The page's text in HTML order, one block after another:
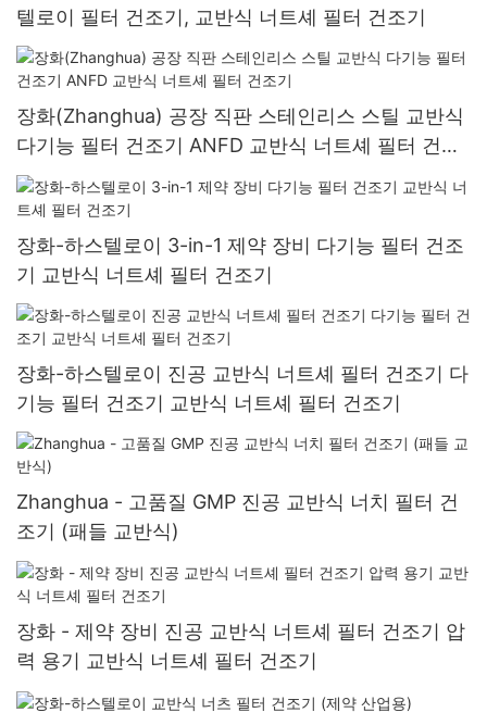
텔로이 필터 건조기, 교반식 너트셰 필터 건조기
장화(Zhanghua) 공장 직판 스테인리스 스틸 교반식
다기능 필터 건조기 ANFD 교반식 너트셰 필터 건조
기
장화-하스텔로이 3-in-1 제약 장비 다기능 필터 건조
기 교반식 너트셰 필터 건조기
장화-하스텔로이 진공 교반식 너트셰 필터 건조기 다
기능 필터 건조기 교반식 너트셰 필터 건조기
Zhanghua - 고품질 GMP 진공 교반식 너치 필터 건
조기 (패들 교반식)
장화 - 제약 장비 진공 교반식 너트셰 필터 건조기 압
력 용기 교반식 너트셰 필터 건조기